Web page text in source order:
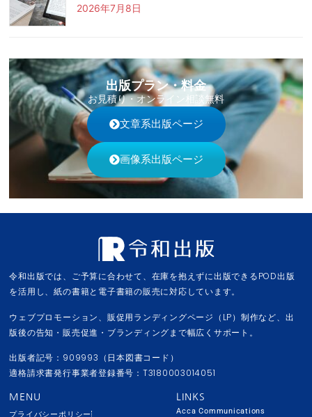
2026年7月8日
出版プラン・料金
お見積り・オンライン相談無料
文章系出版ページ
画像系出版ページ
令和出版では、ご予算に合わせて、在庫を抱えずに出版できるPOD出版
を活用し、紙の書籍と電子書籍の販売に対応しています。
ウェブプロモーション、販促用ランディングページ（LP）制作など、出
版後の告知・販売促進・ブランディングまで幅広くサポート。
出版者記号：909993（日本図書コード）
適格請求書発行事業者登録番号：T3180003014051
MENU
プライバシーポリシー
LINKS
Acca Communications